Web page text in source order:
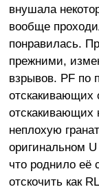
внушала
вообще
понравилась.
прежними,
взрывов. PF по
отскакивающих
отскакивающих
неплохую
оригинальном
что роднило её
отскочить как